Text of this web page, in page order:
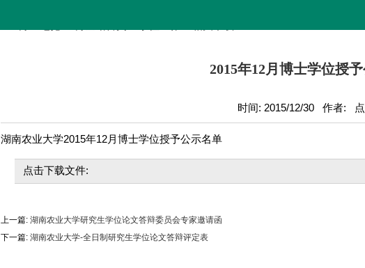
2015年12月博士学位授
时间: 2015/12/30 作者:
湖南农业大学2015年12月博士学位授予公示名单
点击下载文件:
上一篇: 湖南农业大学研究生学位论文答辩委员会专家邀请函
下一篇: 湖南农业大学-全日制研究生学位论文答辩评定表